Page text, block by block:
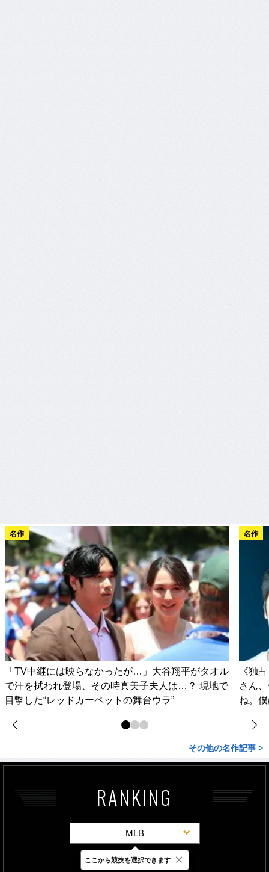
名作
「TV中継には映らなかったが…」大谷翔平がタオル
で汗を拭われ登場、その時真美子夫人は…？ 現地で
目撃した“レッドカーペットの舞台ウラ”
名作
《独
さん
ね。
その他の名作記事 >
RANKING
MLB
最新 24時間 週間
ここから競技を選択できます ×